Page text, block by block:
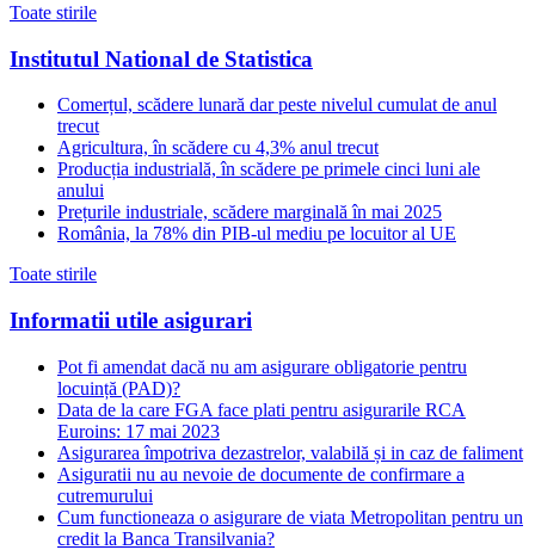
Toate stirile
Institutul National de Statistica
Comerțul, scădere lunară dar peste nivelul cumulat de anul
trecut
Agricultura, în scădere cu 4,3% anul trecut
Producția industrială, în scădere pe primele cinci luni ale
anului
Prețurile industriale, scădere marginală în mai 2025
România, la 78% din PIB-ul mediu pe locuitor al UE
Toate stirile
Informatii utile asigurari
Pot fi amendat dacă nu am asigurare obligatorie pentru
locuință (PAD)?
Data de la care FGA face plati pentru asigurarile RCA
Euroins: 17 mai 2023
Asigurarea împotriva dezastrelor, valabilă și in caz de faliment
Asiguratii nu au nevoie de documente de confirmare a
cutremurului
Cum functioneaza o asigurare de viata Metropolitan pentru un
credit la Banca Transilvania?